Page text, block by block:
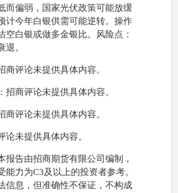
而偏弱，国家光伏政策可能放缓
计今年白银供需可能逆转。操作
空白银或做多金银比。风险点：
退。
商评论未提供具体内容。
招商评论未提供具体内容。
商评论未提供具体内容。
论未提供具体内容。
报告由招商期货有限公司编制，
能力为C3及以上的投资者参考。
信息，但准确性不保证，不构成